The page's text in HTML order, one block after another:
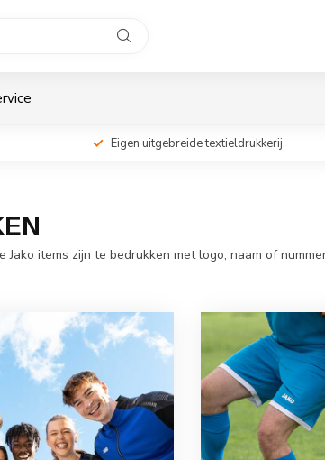
Eigen uitgebreide textieldrukkerij
items zijn te bedrukken met logo, naam of